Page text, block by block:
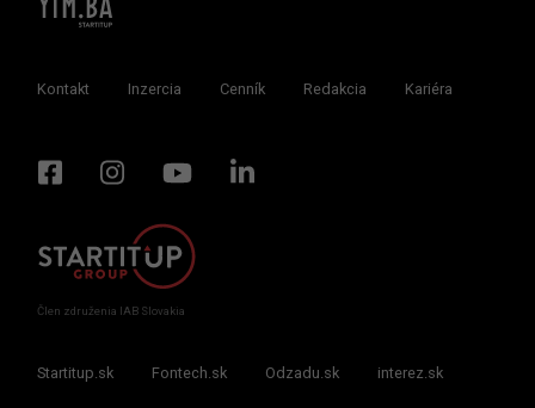
Kontakt Inzercia Cenník Redakcia Kariéra
Člen združenia IAB Slovakia
Startitup.sk Fontech.sk Odzadu.sk interez.sk